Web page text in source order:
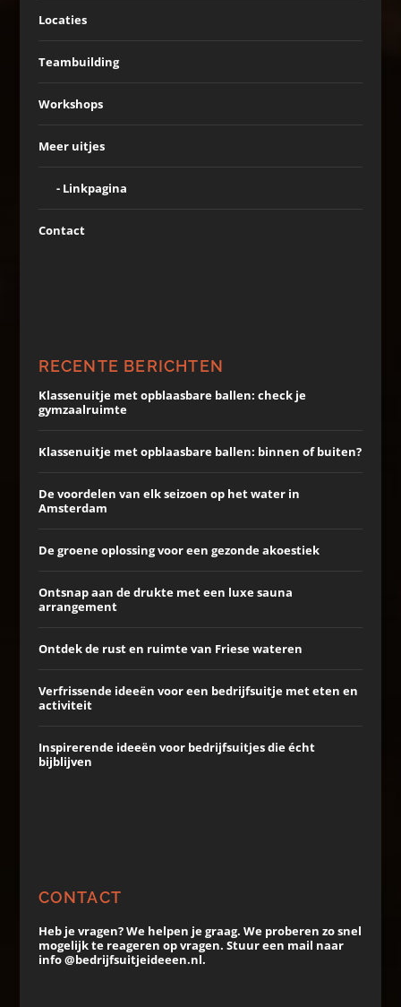
Locaties
Teambuilding
Workshops
Meer uitjes
Linkpagina
Contact
RECENTE BERICHTEN
Klassenuitje met opblaasbare ballen: check je
gymzaalruimte
Klassenuitje met opblaasbare ballen: binnen of buiten?
De voordelen van elk seizoen op het water in
Amsterdam
De groene oplossing voor een gezonde akoestiek
Ontsnap aan de drukte met een luxe sauna
arrangement
Ontdek de rust en ruimte van Friese wateren
Verfrissende ideeën voor een bedrijfsuitje met eten en
activiteit
Inspirerende ideeën voor bedrijfsuitjes die écht
bijblijven
CONTACT
Heb je vragen? We helpen je graag. We proberen zo snel
mogelijk te reageren op vragen. Stuur een mail naar
info @bedrijfsuitjeideeen.nl.